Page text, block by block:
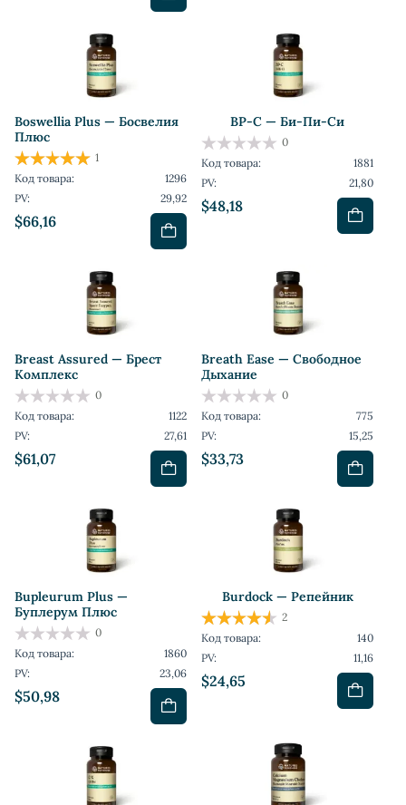
Boswellia Plus — Босвелия
Плюс
$66,16
1
Код товара:
1296
PV:
29,92
BP-C — Би-Пи-Си
$48,18
0
Код товара:
1881
PV:
21,80
Breast Assured — Брест
Комплекс
$61,07
0
Код товара:
1122
PV:
27,61
Breath Ease — Свободное
Дыхание
$33,73
0
Код товара:
775
PV:
15,25
Bupleurum Plus —
Буплерум Плюс
$50,98
0
Код товара:
1860
PV:
23,06
Burdock — Репейник
$24,65
2
Код товара:
140
PV:
11,16